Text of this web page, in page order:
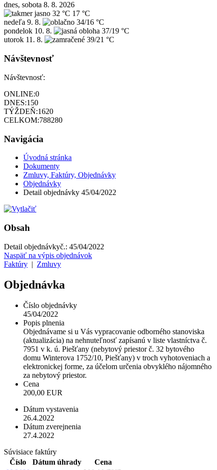
dnes, sobota 8. 8. 2026
32 °C 17 °C
nedeľa 9. 8.
34/16 °C
pondelok 10. 8.
37/19 °C
utorok 11. 8. 39/21 °C
Návštevnosť
Návštevnosť:
ONLINE:0
DNES:150
TÝŽDEŇ:1620
CELKOM:788280
Navigácia
Úvodná stránka
Dokumenty
Zmluvy, Faktúry, Objednávky
Objednávky
Detail objednávky 45/04/2022
Obsah
Detail objednávkyč.: 45/04/2022
Naspäť na výpis objednávok
Faktúry | Zmluvy
Objednávka
Číslo objednávky
45/04/2022
Popis plnenia
Objednávame si u Vás vypracovanie odborného stanoviska
(aktualizácia) na nehnuteľnosť zapísanú v liste vlastníctva č.
7951 v k. ú. Piešťany (nebytový priestor č. 32 bytového
domu Winterova 1752/10, Piešťany) v troch vyhotoveniach a
elektronickej forme, za účelom určenia obvyklého nájomného
za nebytový priestor.
Cena
200,00 EUR
Dátum vystavenia
26.4.2022
Dátum zverejnenia
27.4.2022
Súvisiace faktúry
Číslo
Dátum úhrady
Cena